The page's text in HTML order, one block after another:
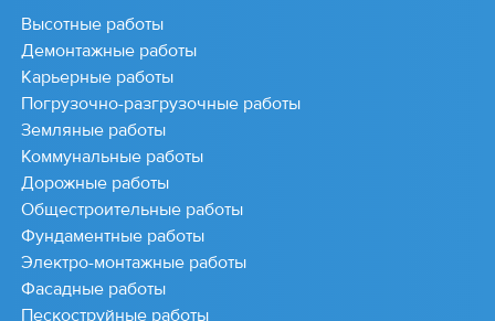
Высотные работы
Демонтажные работы
Карьерные работы
Погрузочно-разгрузочные работы
Земляные работы
Коммунальные работы
Дорожные работы
Общестроительные работы
Фундаментные работы
Электро-монтажные работы
Фасадные работы
Пескоструйные работы